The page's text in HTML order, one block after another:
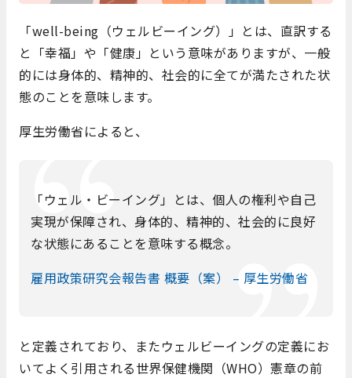
「well-being（ウェルビーイング）」とは、直訳する
と「幸福」や「健康」という意味がありますが、一般
的には身体的、精神的、社会的に全てが満たされた状
態のことを意味します。
厚生労働省によると、
「ウェル・ビーイング」とは、個人の権利や自己
実現が保障され、身体的、精神的、社会的に良好
な状態にあることを意味する概念。
雇用政策研究会報告書 概要（案） – 厚生労働省
と定義されており、またウェルビーイングの定義にお
いてよく引用される世界保健機関（WHO）憲章の前